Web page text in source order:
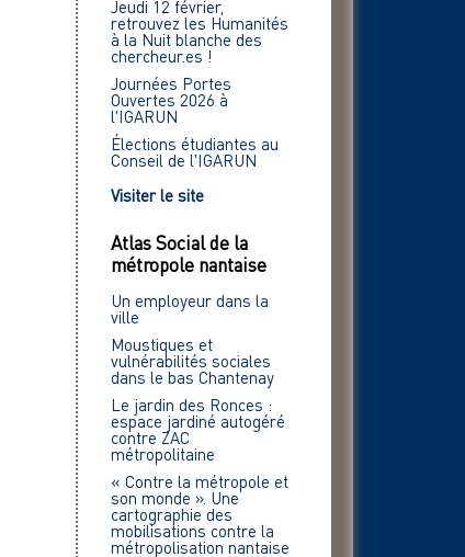
Jeudi 12 février,
retrouvez les Humanités
à la Nuit blanche des
chercheur.es !
Journées Portes
Ouvertes 2026 à
l'IGARUN
Élections étudiantes au
Conseil de l'IGARUN
Visiter le site
Atlas Social de la
métropole nantaise
Un employeur dans la
ville
Moustiques et
vulnérabilités sociales
dans le bas Chantenay
Le jardin des Ronces :
espace jardiné autogéré
contre ZAC
métropolitaine
« Contre la métropole et
son monde ». Une
cartographie des
mobilisations contre la
métropolisation nantaise